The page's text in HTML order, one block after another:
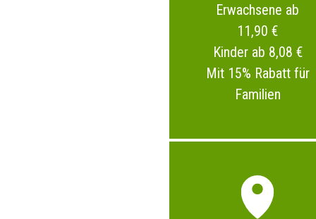
Erwachsene ab
11,90 €
Kinder ab 8,08 €
Mit 15% Rabatt für
Familien